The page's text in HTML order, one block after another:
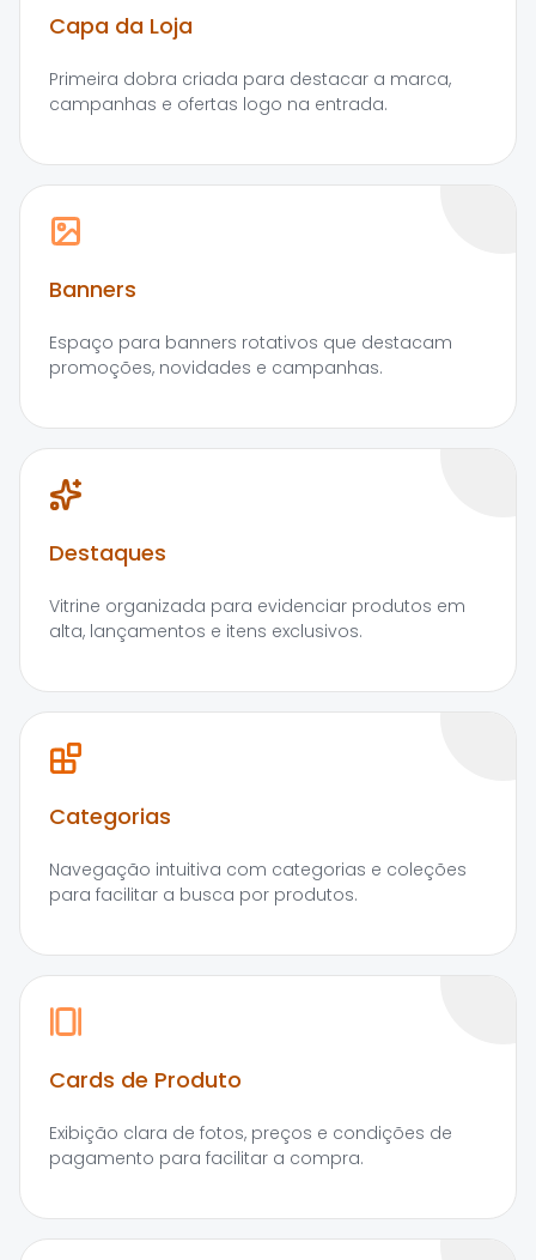
Capa da Loja
Primeira dobra criada para destacar a marca,
campanhas e ofertas logo na entrada.
Banners
Espaço para banners rotativos que destacam
promoções, novidades e campanhas.
Destaques
Vitrine organizada para evidenciar produtos em
alta, lançamentos e itens exclusivos.
Categorias
Navegação intuitiva com categorias e coleções
para facilitar a busca por produtos.
Cards de Produto
Exibição clara de fotos, preços e condições de
pagamento para facilitar a compra.